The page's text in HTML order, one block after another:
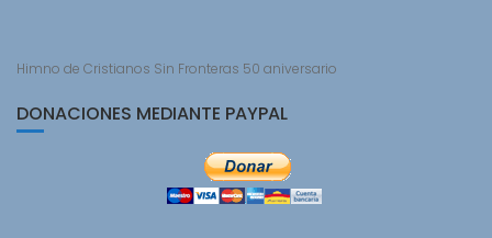
Himno de Cristianos Sin Fronteras 50 aniversario
DONACIONES MEDIANTE PAYPAL